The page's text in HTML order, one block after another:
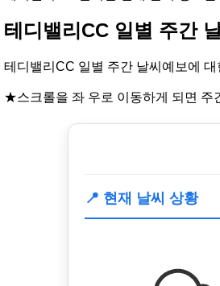
테디밸리CC 일별 주간
테디밸리CC 일별 주간 날씨예보에
★스크롤을 좌 우로 이동하게 되면 주
📍 현재 날씨 상황